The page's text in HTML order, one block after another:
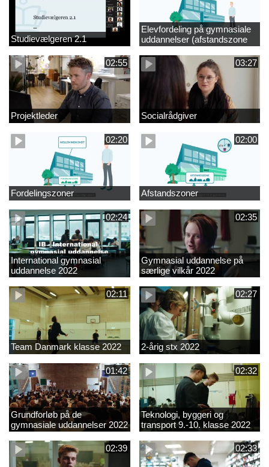
Studievælgeren 2.1
Elevfordeling på gymnasiale
uddannelser (afstandszone
redigeret)
02:55
Projektleder
03:27
Socialrådgiver
02:20
Fordelingszoner
02:00
Afstandszoner
02:24
International gymnasial
uddannelse 2022
02:35
Gymnasial uddannelse på
særlige vilkår 2022
02:11
Team Danmark klasse 2022
02:27
2-årig stx 2022
01:42
Grundforløb på de
gymnasiale uddannelser 2022
02:32
Teknologi, byggeri og
transport 9.-10. klasse 2022
02:39 02:33